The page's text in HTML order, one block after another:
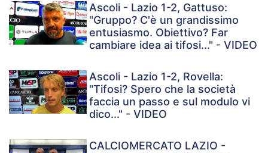
Ascoli - Lazio 1-2, Gattuso:
"Gruppo? C'è un grandissimo
entusiasmo. Obiettivo? Far
cambiare idea ai tifosi..." - VIDEO
Ascoli - Lazio 1-2, Rovella:
"Tifosi? Spero che la società
faccia un passo e sul modulo vi
dico..." - VIDEO
CALCIOMERCATO LAZIO -